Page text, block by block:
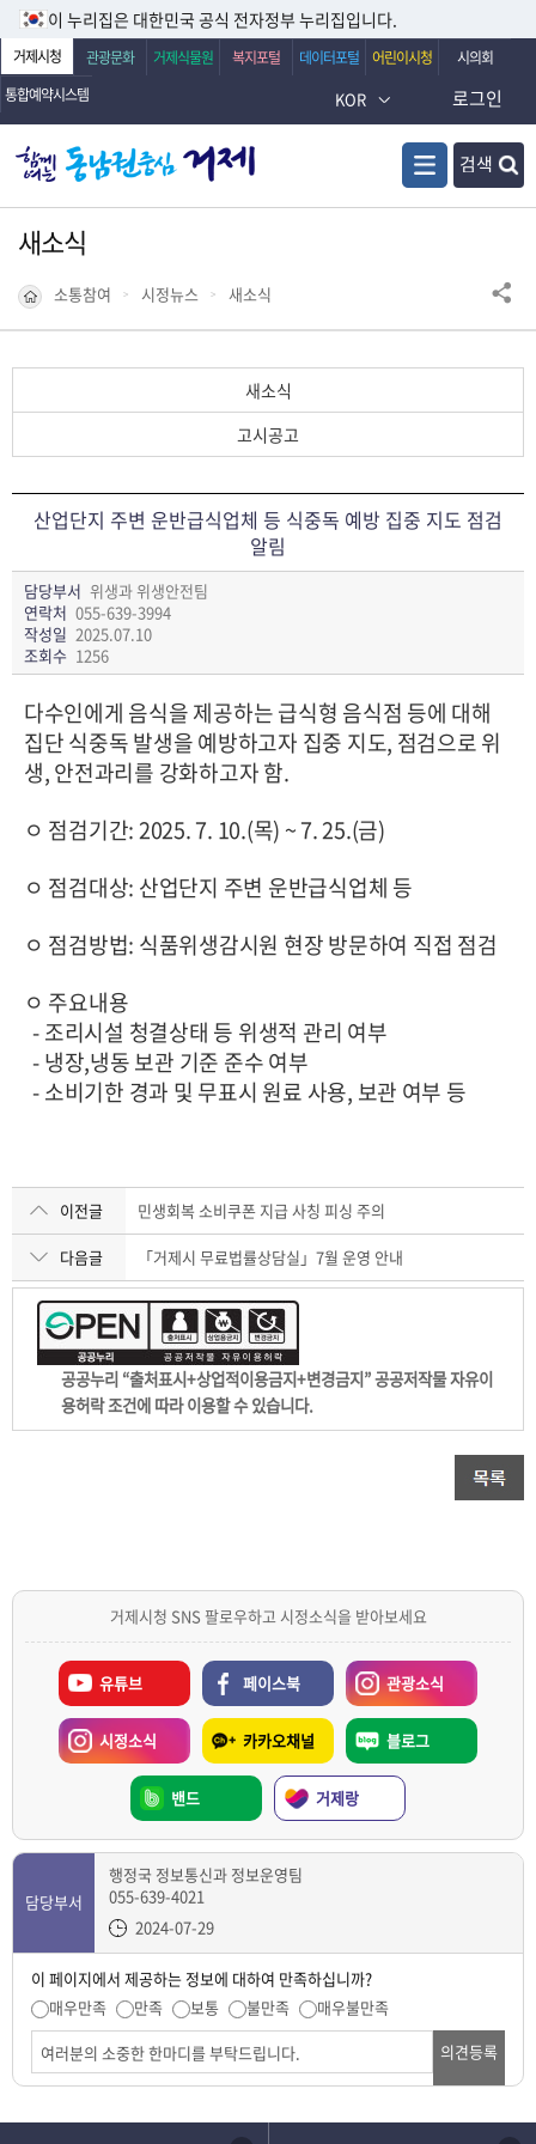
이 누리집은 대한민국 공식 전자정부 누리집입니다.
거제시청 관광문화 거제식물원 복지포털 데이터포털 어린이시청
시의회
통합예약시스템
KOR
검색
로그인
새소식
소통참여 시정뉴스 새소식
새소식
고시공고
산업단지 주변 운반급식업체 등 식중독 예방 집중 지도 점검
알림
담당부서 위생과 위생안전팀
연락처 055-639-3994
작성일 2025.07.10
조회수 1256
다수인에게 음식을 제공하는 급식형 음식점 등에 대해
집단 식중독 발생을 예방하고자 집중 지도, 점검으로 위
생, 안전과리를 강화하고자 함.
ㅇ 점검기간: 2025. 7. 10.(목) ~ 7. 25.(금)
ㅇ 점검대상: 산업단지 주변 운반급식업체 등
ㅇ 점검방법: 식품위생감시원 현장 방문하여 직접 점검
ㅇ 주요내용
- 조리시설 청결상태 등 위생적 관리 여부
- 냉장,냉동 보관 기준 준수 여부
- 소비기한 경과 및 무표시 원료 사용, 보관 여부 등
이전글 민생회복 소비쿠폰 지급 사칭 피싱 주의
다음글 「거제시 무료법률상담실」7월 운영 안내
공공누리 “출처표시+상업적이용금지+변경금지” 공공저작물 자유이
용허락 조건에 따라 이용할 수 있습니다.
거제시청 SNS 팔로우하고 시정소식을 받아보세요
유튜브 페이스북 관광소식
시정소식 카카오채널 블로그
밴드 거제랑
담당부서
행정국 정보통신과 정보운영팀
055-639-4021
2024-07-29
이 페이지에서 제공하는 정보에 대하여 만족하십니까?
매우만족
만족 보통 불만족
매우불만족
의견등록